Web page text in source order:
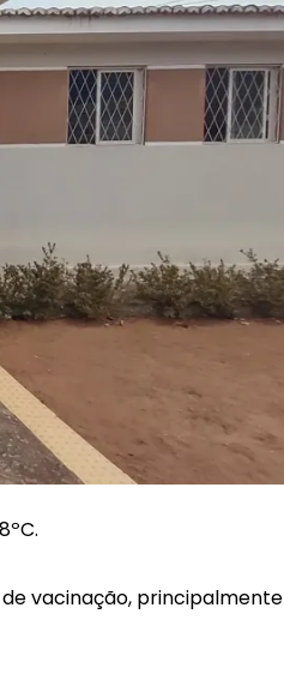
vacinação, principalmente